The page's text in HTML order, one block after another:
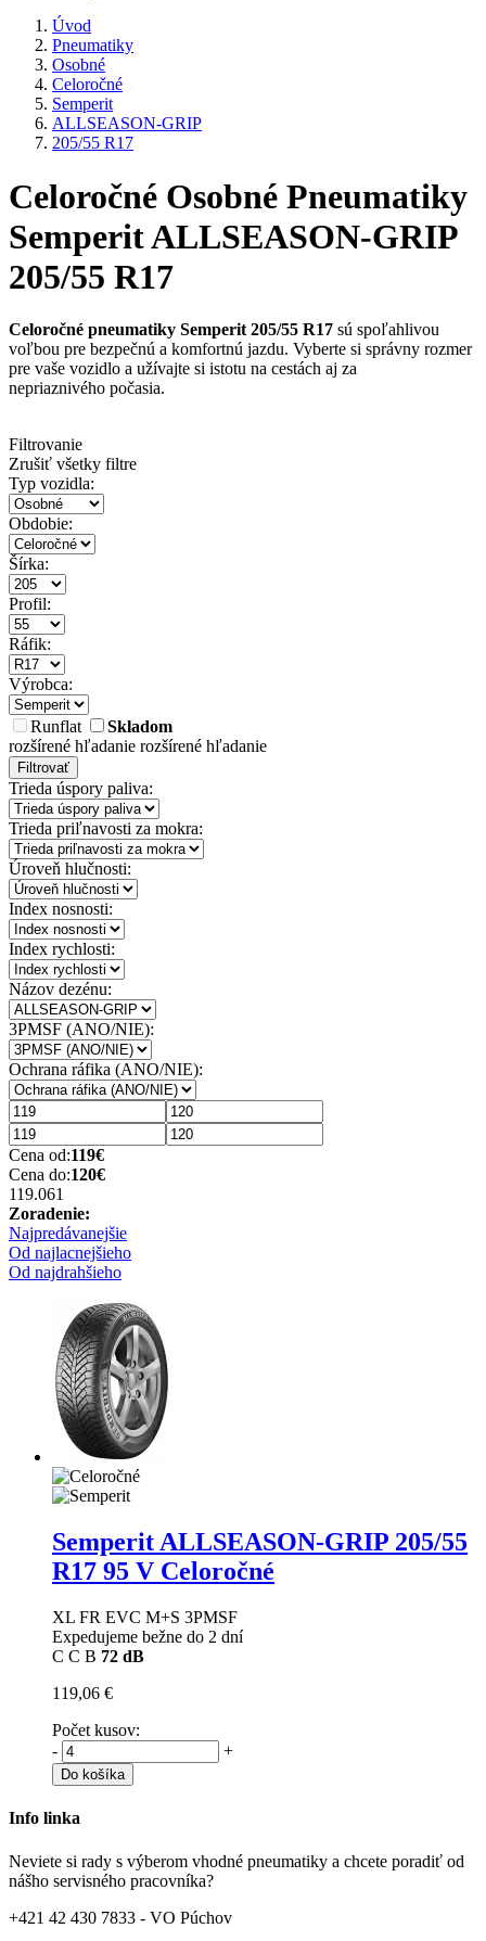
Úvod
Pneumatiky
Osobné
Celoročné
Semperit
ALLSEASON-GRIP
205/55 R17
Celoročné Osobné Pneumatiky
Semperit ALLSEASON-GRIP
205/55 R17
Celoročné pneumatiky Semperit 205/55 R17 sú spoľahlivou
voľbou pre bezpečnú a komfortnú jazdu. Vyberte si správny rozmer
pre vaše vozidlo a užívajte si istotu na cestách aj za
nepriaznivého počasia.
Filtrovanie
Zrušiť všetky filtre
Typ vozidla:
Obdobie:
Šírka:
Profil:
Ráfik:
Výrobca:
Runflat
Skladom
rozšírené hľadanie rozšírené hľadanie
Filtrovať
Trieda úspory paliva:
Trieda priľnavosti za mokra:
Úroveň hlučnosti:
Index nosnosti:
Index rychlosti:
Názov dezénu:
3PMSF (ANO/NIE):
Ochrana ráfika (ANO/NIE):
Cena od:119€
Cena do:120€
119.061
Zoradenie:
Najpredávanejšie
Od najlacnejšieho
Od najdrahšieho
Semperit ALLSEASON-GRIP 205/55
R17 95 V Celoročné
XL FR EVC M+S 3PMSF
Expedujeme bežne do 2 dní
C C B 72 dB
119,06 €
Počet kusov:
-
+
Do košíka
Info linka
Neviete si rady s výberom vhodné pneumatiky a chcete poradiť od
nášho servisného pracovníka?
+421 42 430 7833 - VO Púchov